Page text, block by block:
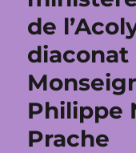
de
diaconat
Philippe
Prache